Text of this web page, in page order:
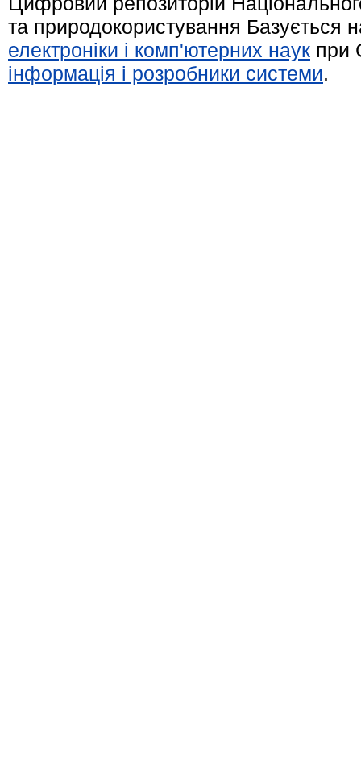
та природокористування Базується
електроніки і комп'ютерних наук при
інформація і розробники системи.